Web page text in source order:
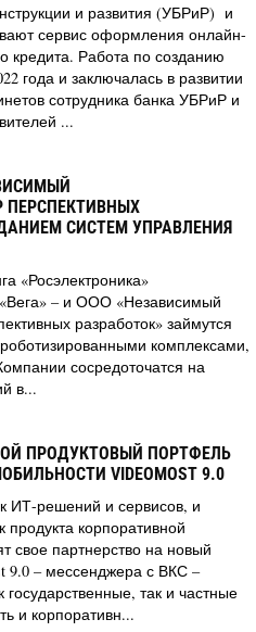
и развития (УБРиР) и
сервис оформления онлайн-
кредита. Работа по созданию
года и заключалась в развитии
сотрудника банка УБРиР и
...
ПЕРСПЕКТИВНЫХ
СИСТЕМ УПРАВЛЕНИЯ
«Росэлектроника»
– и ООО «Независимый
разработок» займутся
комплексами,
сосредоточатся на
в...
ПРОДУКТОВЫЙ ПОРТФЕЛЬ
VIDEOMOST 9.0
ИТ-решений и сервисов, и
продукта корпоративной
свое партнерство на новый
– мессенджера с ВКС –
так и частные
и корпоративн...